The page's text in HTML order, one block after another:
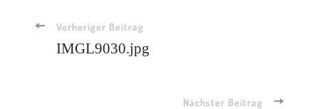
Beitragsnavigation
Vorheriger Beitrag
IMGL9030.jpg
Nächster Beitrag